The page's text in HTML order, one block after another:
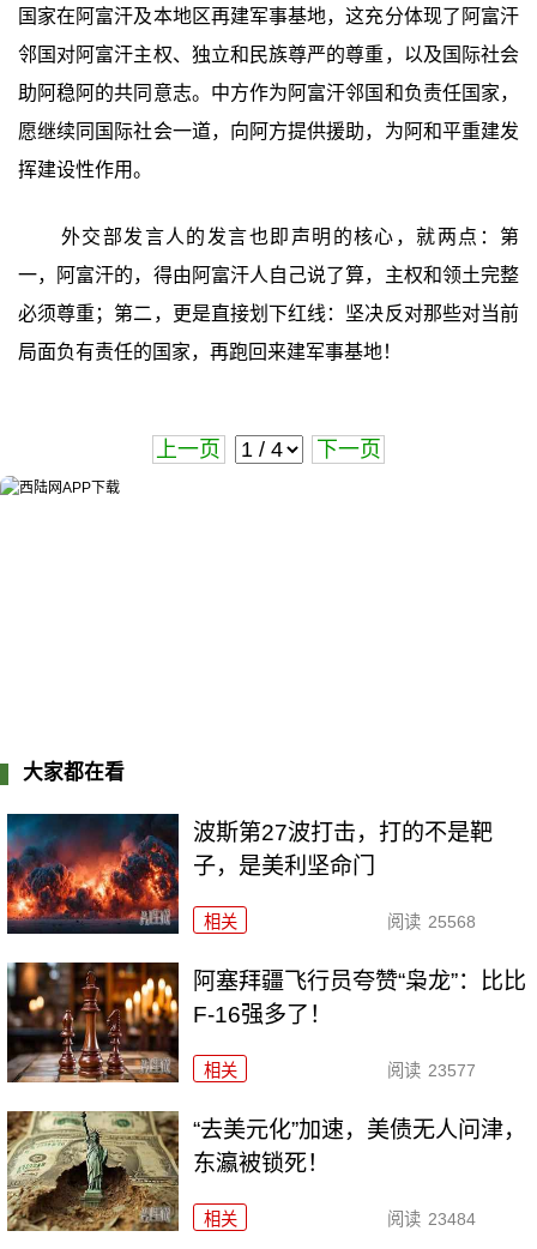
国家在阿富汗及本地区再建军事基地，这充分体现了阿富汗
邻国对阿富汗主权、独立和民族尊严的尊重，以及国际社会
助阿稳阿的共同意志。中方作为阿富汗邻国和负责任国家，
愿继续同国际社会一道，向阿方提供援助，为阿和平重建发
挥建设性作用。
外交部发言人的发言也即声明的核心，就两点：第
一，阿富汗的，得由阿富汗人自己说了算，主权和领土完整
必须尊重；第二，更是直接划下红线：坚决反对那些对当前
局面负有责任的国家，再跑回来建军事基地！
上一页 下一页
大家都在看
波斯第27波打击，打的不是靶
子，是美利坚命门
相关 阅读 25568
阿塞拜疆飞行员夸赞“枭龙”：比比
F-16强多了！
相关 阅读 23577
“去美元化”加速，美债无人问津，
东瀛被锁死！
相关 阅读 23484